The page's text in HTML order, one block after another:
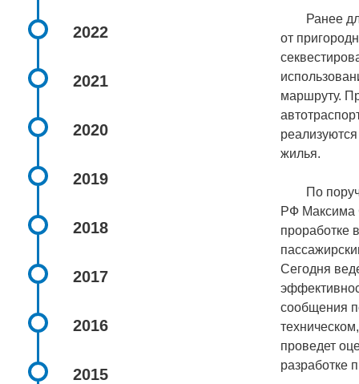
2022
2021
2020
2019
2018
2017
2016
2015
Ранее для
от
маршруту.
жилья.
По
РФ Максима
проработке
Сегодня
сообщения
проведет
разработке